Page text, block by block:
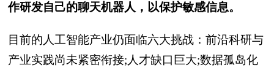
作研发自己的聊天机器人，以保护敏感信息。
目前的人工智能产业仍面临六大挑战：前沿科研与
产业实践尚未紧密衔接;人才缺口巨大;数据孤岛化